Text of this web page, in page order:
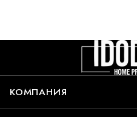
КОМПАНИЯ